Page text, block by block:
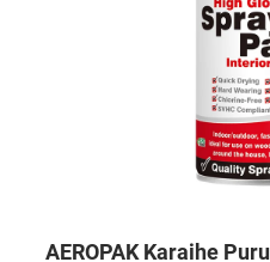
AEROPAK Karaihe